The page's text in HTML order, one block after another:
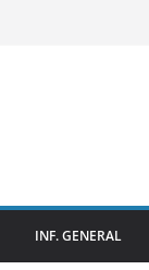
INF. GENERAL